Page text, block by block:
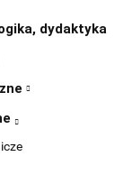
dydaktyka